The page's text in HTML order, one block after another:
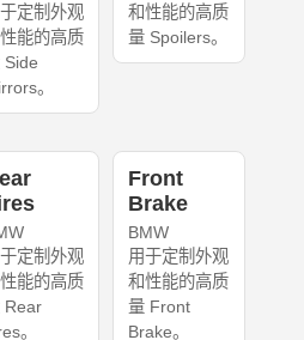
定制外观
能的高质
Side
。
和性能的高质
量 Spoilers。
定制外观
能的高质
Rear
。
Front
Brake
BMW
用于定制外观
和性能的高质
量 Front
Brake。